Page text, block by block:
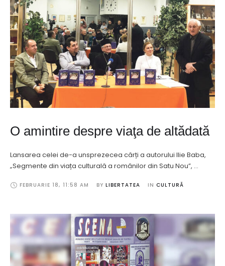
O amintire despre viaţa de altădată
Lansarea celei de-a unsprezecea cărți a autorului Ilie Baba,
„Segmente din viața culturală a românilor din Satu Nou”, …
FEBRUARIE 18, 11:58 AM BY LIBERTATEA IN CULTURĂ